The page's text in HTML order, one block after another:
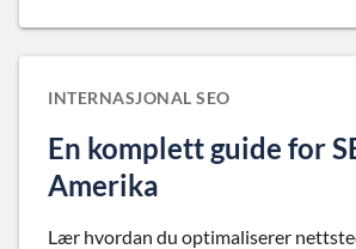
INTERNASJONAL SEO
En komplett guide for
Amerika
Lær hvordan du optimaliserer